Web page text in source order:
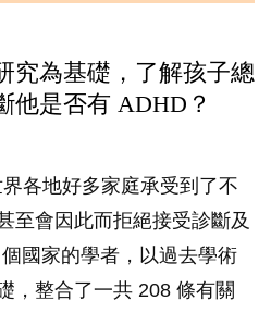
究為基礎，了解孩子總
他是否有 ADHD？
各地好多家庭承受到了不
至會因此而拒絕接受診斷及
國家的學者，以過去學術
，整合了一共 208 條有關